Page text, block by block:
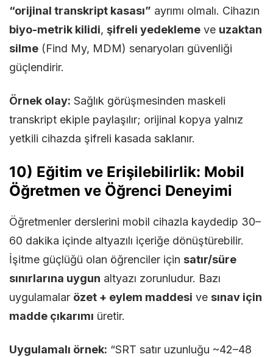
“orijinal transkript kasası” ayrımı olmalı. Cihazın
biyo-metrik kilidi, şifreli yedekleme ve uzaktan
silme (Find My, MDM) senaryoları güvenliği
güçlendirir.
Örnek olay: Sağlık görüşmesinden maskeli
transkript ekiple paylaşılır; orijinal kopya yalnız
yetkili cihazda şifreli kasada saklanır.
10) Eğitim ve Erişilebilirlik: Mobil
Öğretmen ve Öğrenci Deneyimi
Öğretmenler derslerini mobil cihazla kaydedip 30–
60 dakika içinde altyazılı içeriğe dönüştürebilir.
İşitme güçlüğü olan öğrenciler için satır/süre
sınırlarına uygun altyazı zorunludur. Bazı
uygulamalar özet + eylem maddesi ve sınav için
madde çıkarımı üretir.
Uygulamalı örnek: “SRT satır uzunluğu ~42–48